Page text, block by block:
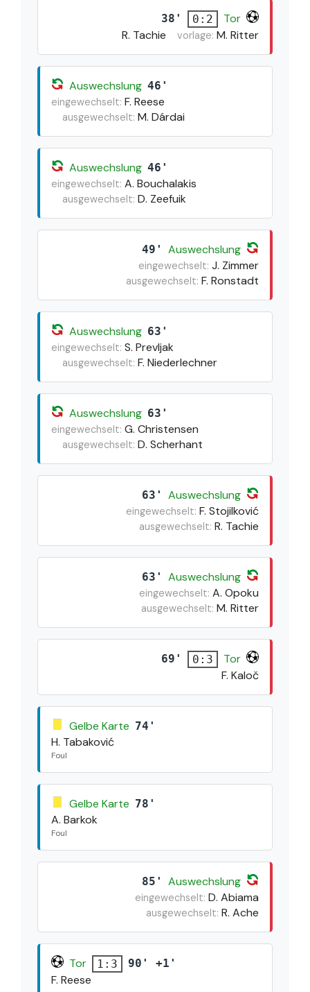
38' 0:2
Tor
R. Tachie
vorlage: M. Ritter
Auswechslung 46'
eingewechselt: F. Reese
ausgewechselt: M. Dárdai
Auswechslung 46'
eingewechselt: A. Bouchalakis
ausgewechselt: D. Zeefuik
49' Auswechslung
eingewechselt: J. Zimmer
ausgewechselt: F. Ronstadt
Auswechslung 63'
eingewechselt: S. Prevljak
ausgewechselt: F. Niederlechner
Auswechslung 63'
eingewechselt: G. Christensen
ausgewechselt: D. Scherhant
63' Auswechslung
eingewechselt: F. Stojilković
ausgewechselt: R. Tachie
63' Auswechslung
eingewechselt: A. Opoku
ausgewechselt: M. Ritter
69' 0:3
Tor
F. Kaloč
Gelbe Karte 74'
H. Tabaković
Foul
Gelbe Karte 78'
A. Barkok
Foul
85' Auswechslung
eingewechselt: D. Abiama
ausgewechselt: R. Ache
Tor 1:3 90' +1'
F. Reese